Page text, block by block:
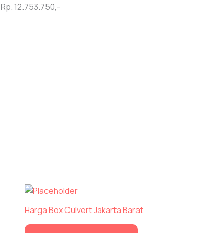
Rp. 12.753.750,-
Harga Box Culvert Jakarta Barat